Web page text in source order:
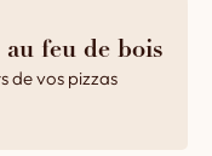
feu de bois
de vos pizzas